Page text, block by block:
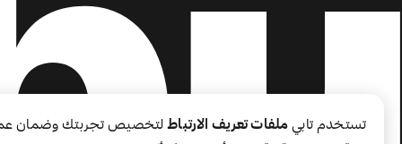
تستخدم تابي ملفات تعريف الارتباطلتخصيص تجربتك وضمان